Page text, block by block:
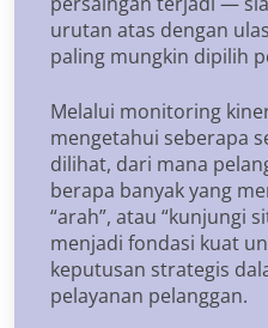
urutan atas dengan
paling mungkin dipilih
Melalui monitoring
mengetahui seberapa
dilihat, dari mana
berapa banyak yang
“arah”, atau “kunjungi
menjadi fondasi kuat
keputusan strategis
pelayanan pelanggan.